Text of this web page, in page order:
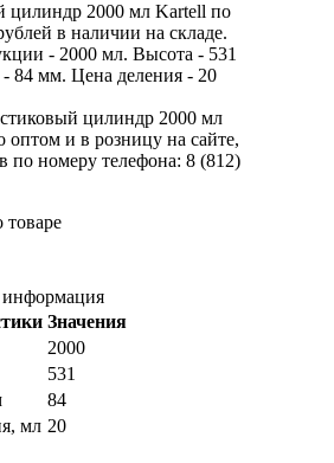
цилиндр 2000 мл Kartell по
в наличии на складе.
- 2000 мл. Высота - 531
84 мм. Цена деления - 20
цилиндр 2000 мл
и в розницу на сайте,
по номеру телефона: 8 (812)
товаре
информация
Значения
2000
531
84
мл 20